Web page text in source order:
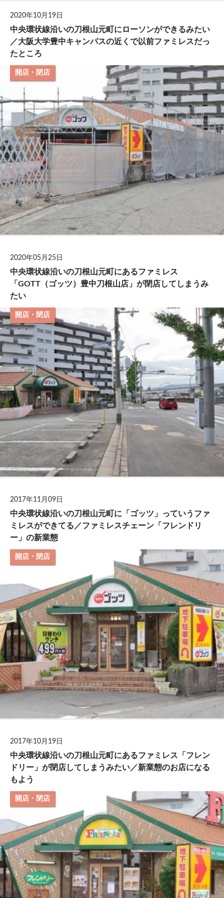
2020年10月19日
中央環状線沿いの刀根山元町にローソンができるみたい
／大阪大学豊中キャンパスの近くで以前ファミレスだっ
たところ
開店・閉店
2020年05月25日
中央環状線沿いの刀根山元町にあるファミレス
「GOTT（ゴッツ）豊中刀根山店」が閉店してしまうみ
たい
開店・閉店
2017年11月09日
中央環状線沿いの刀根山元町に「ゴッツ」っていうファ
ミレスができてる／ファミレスチェーン「フレンドリ
ー」の新業態
開店・閉店
2017年10月19日
中央環状線沿いの刀根山元町にあるファミレス「フレン
ドリー」が閉店してしまうみたい／新業態のお店になる
もよう
開店・閉店